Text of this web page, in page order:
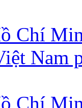
Chí
Nam
Chí